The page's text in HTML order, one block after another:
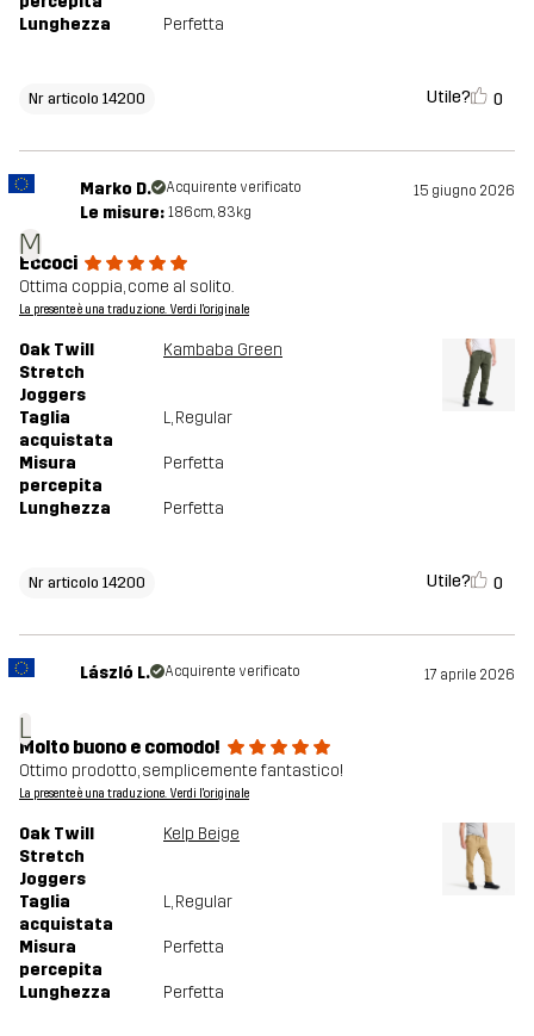
Lunghezza
Perfetta
Nr articolo 14200 Utile? 0
M
Marko D. Acquirente verificato 15 giugno 2026
Le misure: 186cm, 83kg
Eccoci
Ottima coppia, come al solito.
La presente è una traduzione. Verdi l'originale
Oak Twill
Stretch
Joggers
Kambaba Green
Taglia
acquistata
L, Regular
Misura
percepita
Perfetta
Lunghezza Perfetta
Nr articolo 14200 Utile? 0
L
László L. Acquirente verificato 17 aprile 2026
Molto buono e comodo!
Ottimo prodotto, semplicemente fantastico!
La presente è una traduzione. Verdi l'originale
Oak Twill
Stretch
Joggers
Kelp Beige
Taglia
acquistata
L, Regular
Misura
percepita
Perfetta
Lunghezza Perfetta